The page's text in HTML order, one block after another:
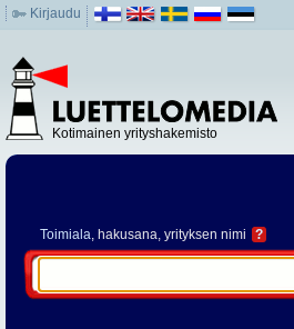
Kirjaudu
Kotimainen yrityshakemisto
Toimiala, hakusana, yrityksen nimi ?